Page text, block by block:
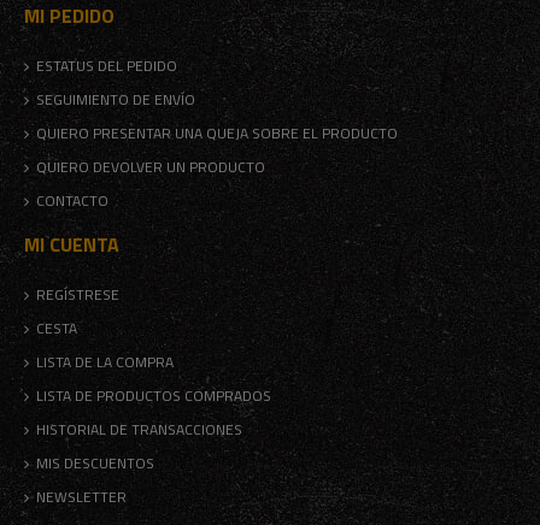
MI PEDIDO
ESTATUS DEL PEDIDO
SEGUIMIENTO DE ENVÍO
QUIERO PRESENTAR UNA QUEJA SOBRE EL PRODUCTO
QUIERO DEVOLVER UN PRODUCTO
CONTACTO
MI CUENTA
REGÍSTRESE
CESTA
LISTA DE LA COMPRA
LISTA DE PRODUCTOS COMPRADOS
HISTORIAL DE TRANSACCIONES
MIS DESCUENTOS
NEWSLETTER